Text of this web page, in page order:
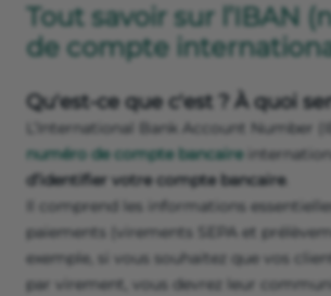
Tout savoir sur l’IBAN
de compte
Qu'est-ce que c'est ? À quoi
L’International Bank Account Number
numéro de compte bancaire
d’identifier votre compte bancaire.
Il comprend les informations
paiements (virements SEPA et
exemple, si vous souhaitez que vos
par virement, vous devrez leur